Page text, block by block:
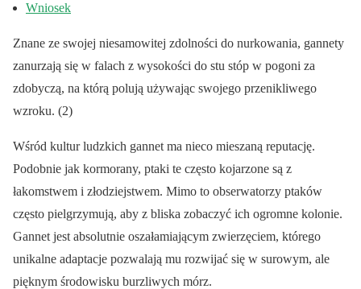
Wniosek
Znane ze swojej niesamowitej zdolności do nurkowania, gannety
zanurzają się w falach z wysokości do stu stóp w pogoni za
zdobyczą, na którą polują używając swojego przenikliwego
wzroku. (2)
Wśród kultur ludzkich gannet ma nieco mieszaną reputację.
Podobnie jak kormorany, ptaki te często kojarzone są z
łakomstwem i złodziejstwem. Mimo to obserwatorzy ptaków
często pielgrzymują, aby z bliska zobaczyć ich ogromne kolonie.
Gannet jest absolutnie oszałamiającym zwierzęciem, którego
unikalne adaptacje pozwalają mu rozwijać się w surowym, ale
pięknym środowisku burzliwych mórz.